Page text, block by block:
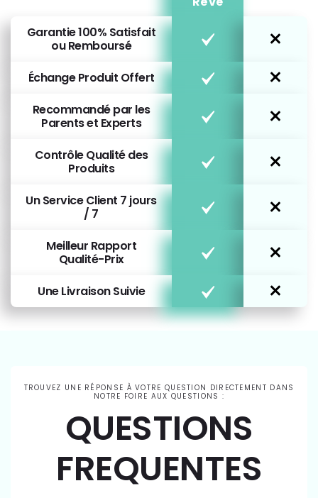
Garantie 100% Satisfait
ou Remboursé
Échange Produit Offert
Recommandé par les
Parents et Experts
Contrôle Qualité des
Produits
Un Service Client 7 jours
/ 7
Meilleur Rapport
Qualité-Prix
Une Livraison Suivie
TROUVEZ UNE RÉPONSE À VOTRE QUESTION DIRECTEMENT DANS
NOTRE FOIRE AUX QUESTIONS :
QUESTIONS
FREQUENTES